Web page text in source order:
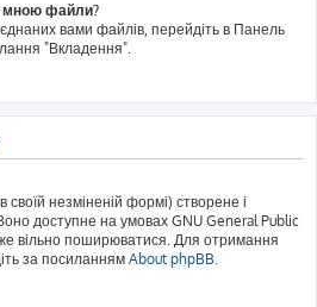
мною файли?
вами файлів, перейдіть в Панель
"Вкладення".
незміненій формі) створене і
доступне на умовах GNU General Public
вільно поширюватися. Для отримання
за посиланням About phpBB.